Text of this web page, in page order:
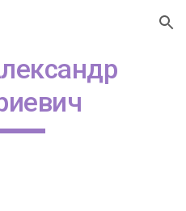
Skip to navigation